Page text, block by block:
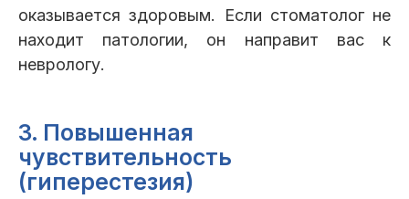
оказывается здоровым. Если стоматолог не
находит патологии, он направит вас к
неврологу.
3. Повышенная
чувствительность
(гиперестезия)